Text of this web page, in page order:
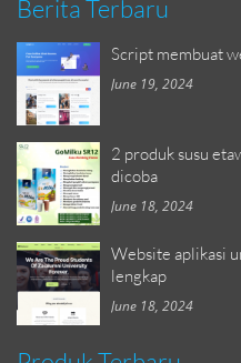
Berita Terbaru
Script membuat
June 19, 2024
2 produk susu
dicoba
June 18, 2024
Website aplikasi
lengkap
June 18, 2024